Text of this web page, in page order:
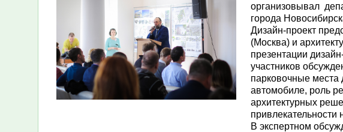
организовывал
города
Дизайн-проект
(Москва) и
презентации
участников
парковочные
автомобиле, роль
архитектурных
привлекательности
В экспертном